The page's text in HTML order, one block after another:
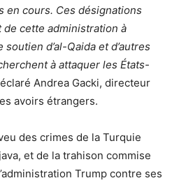
cours. Ces désignations
de cette administration à
d’al-Qaida et d’autres
à attaquer les États-
Andrea Gacki, directeur
avoirs étrangers.
des crimes de la Turquie
et de la trahison commise
Trump contre ses